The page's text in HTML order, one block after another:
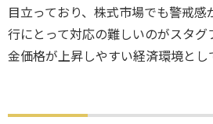
目立っており、株式市場でも警戒
行にとって対応の難しいのがスタグ
金価格が上昇しやすい経済環境とし